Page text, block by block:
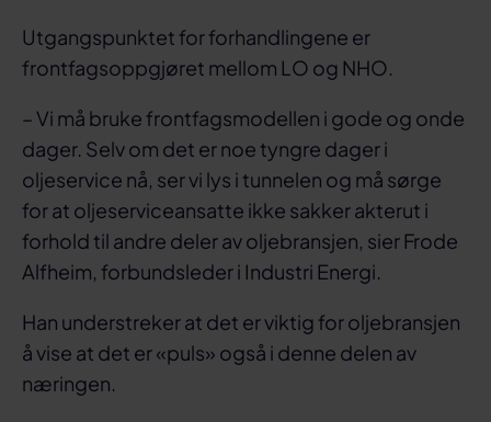
Utgangspunktet for forhandlingene er
frontfagsoppgjøret mellom LO og NHO.
– Vi må bruke frontfagsmodellen i gode og onde
dager. Selv om det er noe tyngre dager i
oljeservice nå, ser vi lys i tunnelen og må sørge
for at oljeserviceansatte ikke sakker akterut i
forhold til andre deler av oljebransjen, sier Frode
Alfheim, forbundsleder i Industri Energi.
Han understreker at det er viktig for oljebransjen
å vise at det er «puls» også i denne delen av
næringen.